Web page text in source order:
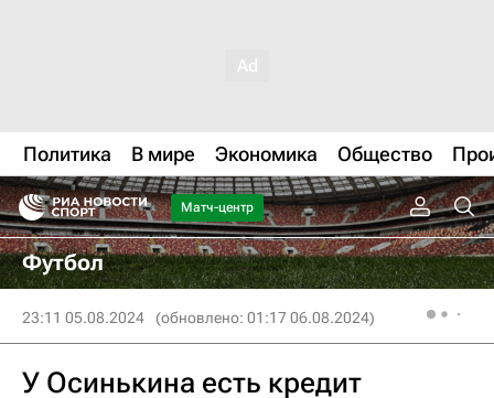
Политика В мире Экономика Общество
Матч-центр
Футбол
23:11 05.08.2024 (обновлено: 01:17 06.08.2024)
У Осинькина есть кредит